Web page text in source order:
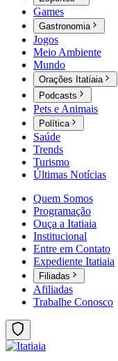
Games
Gastronomia
Jogos
Meio Ambiente
Mundo
Orações Itatiaia
Podcasts
Pets e Animais
Política
Saúde
Trends
Turismo
Últimas Notícias
Quem Somos
Programação
Ouça a Itatiaia
Institucional
Entre em Contato
Expediente Itatiaia
Filiadas
Afiliadas
Trabalhe Conosco